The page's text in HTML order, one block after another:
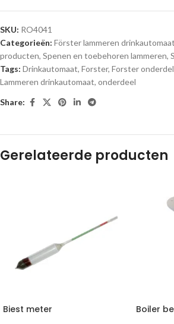
SKU: RO4041
Categorieën: Förster lammeren drinkautomaat
producten, Spenen en toebehoren lammeren,
Tags: Drinkautomaat, Forster, Forster
Lammeren drinkautomaat, onderdeel
Share:
Gerelateerde producten
Biest meter Boiler